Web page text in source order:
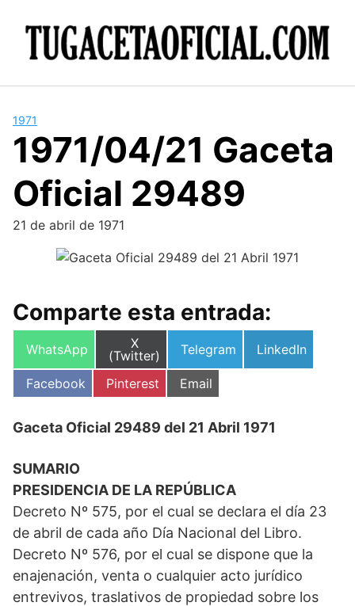
1971
1971/04/21 Gaceta
Oficial 29489
21 de abril de 1971
Comparte esta entrada:
Compartir
WhatsApp
Compartir
en
X
(Twitter)
Compartir
Telegram
Compartir
LinkedIn
Compartir
en
Facebook
Compartir
en
Pinterest
Compartir
en
Email
Gaceta Oficial 29489 del 21 Abril 1971
SUMARIO
PRESIDENCIA DE LA REPÚBLICA
Decreto Nº 575, por el cual se declara el día 23
de abril de cada año Día Nacional del Libro.
Decreto Nº 576, por el cual se dispone que la
enajenación, venta o cualquier acto jurídico
entrevivos, traslativos de propiedad sobre los